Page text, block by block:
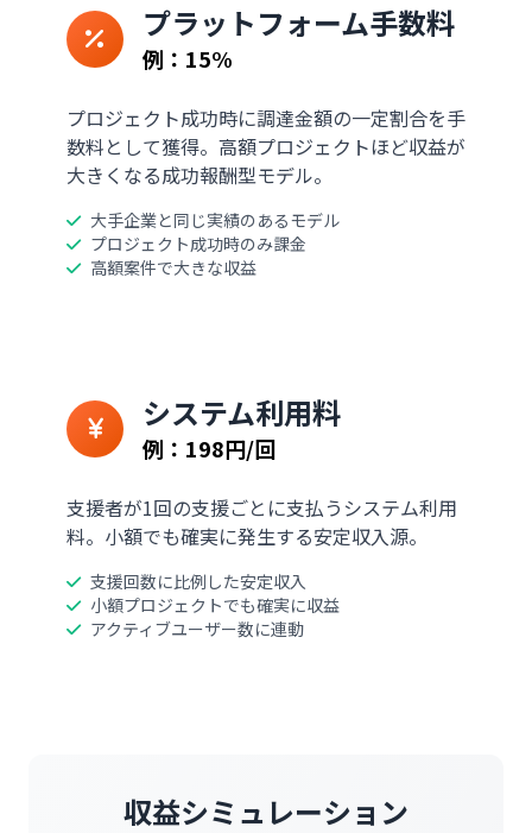
プラットフォーム手数料
例：15%
プロジェクト成功時に調達金額の一定割合を手
数料として獲得。高額プロジェクトほど収益が
大きくなる成功報酬型モデル。
大手企業と同じ実績のあるモデル
プロジェクト成功時のみ課金
高額案件で大きな収益
システム利用料
例：198円/回
支援者が1回の支援ごとに支払うシステム利用
料。小額でも確実に発生する安定収入源。
支援回数に比例した安定収入
小額プロジェクトでも確実に収益
アクティブユーザー数に連動
収益シミュレーション